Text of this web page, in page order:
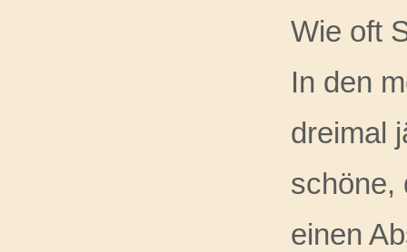
Wie oft
In den
dreimal
schöne,
einen